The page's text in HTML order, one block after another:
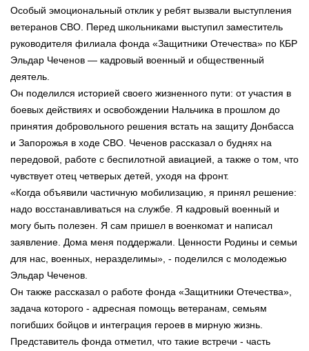
Особый эмоциональный отклик у ребят вызвали выступления
ветеранов СВО. Перед школьниками выступил заместитель
руководителя филиала фонда «Защитники Отечества» по КБР
Эльдар Чеченов — кадровый военный и общественный
деятель.
Он поделился историей своего жизненного пути: от участия в
боевых действиях и освобождении Нальчика в прошлом до
принятия добровольного решения встать на защиту Донбасса
и Запорожья в ходе СВО. Чеченов рассказал о буднях на
передовой, работе с беспилотной авиацией, а также о том, что
чувствует отец четверых детей, уходя на фронт.
«Когда объявили частичную мобилизацию, я принял решение:
надо восстанавливаться на службе. Я кадровый военный и
могу быть полезен. Я сам пришел в военкомат и написал
заявление. Дома меня поддержали. Ценности Родины и семьи
для нас, военных, неразделимы», - поделился с молодежью
Эльдар Чеченов.
Он также рассказал о работе фонда «Защитники Отечества»,
задача которого - адресная помощь ветеранам, семьям
погибших бойцов и интеграция героев в мирную жизнь.
Представитель фонда отметил, что такие встречи - часть